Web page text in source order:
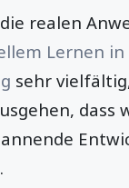
realen
Lernen in
sehr
dass